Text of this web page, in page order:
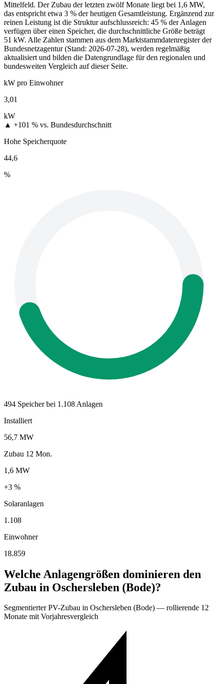
Mittelfeld. Der Zubau der letzten zwölf Monate liegt bei 1,6 MW,
das entspricht etwa 3 % der heutigen Gesamtleistung. Ergänzend zur
reinen Leistung ist die Struktur aufschlussreich: 45 % der Anlagen
verfügen über einen Speicher, die durchschnittliche Größe beträgt
51 kW. Alle Zahlen stammen aus dem Marktstammdatenregister der
Bundesnetzagentur (Stand: 2026-07-28), werden regelmäßig
aktualisiert und bilden die Datengrundlage für den regionalen und
bundesweiten Vergleich auf dieser Seite.
kW pro Einwohner
3,01
kW
▲ +101 % vs. Bundesdurchschnitt
Hohe Speicherquote
44,6
%
494 Speicher bei 1.108 Anlagen
Installiert
56,7 MW
Zubau 12 Mon.
1,6 MW
+3 %
Solaranlagen
1.108
Einwohner
18.859
Welche Anlagengrößen dominieren den
Zubau in Oschersleben (Bode)?
Segmentierter PV-Zubau in Oschersleben (Bode) — rollierende 12
Monate mit Vorjahresvergleich